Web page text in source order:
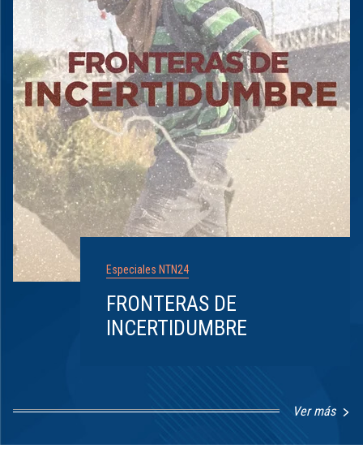
Especiales NTN24
FRONTERAS DE
INCERTIDUMBRE
Ver más